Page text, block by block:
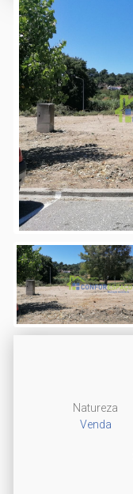
Natureza
Venda